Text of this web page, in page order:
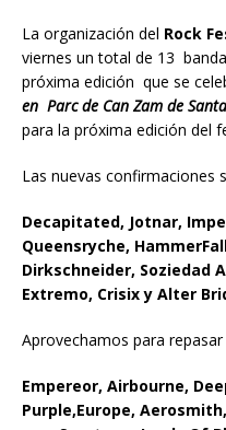
La organización del Rock
viernes un total de 13
próxima edición que se
en Parc de Can Zam de
para la próxima edición del
Las nuevas confirmaciones
Decapitated, Jotnar,
Queensryche,
Dirkschneider, Soziedad
Extremo, Crisix y Alter
Aprovechamos para
Empereor, Airbourne,
Purple,Europe, Aerosmith,